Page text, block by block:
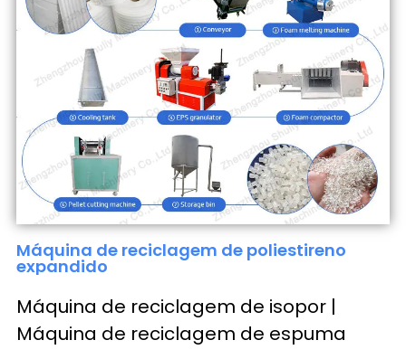
Máquina de reciclagem de poliestireno
expandido
Máquina de reciclagem de isopor |
Máquina de reciclagem de espuma